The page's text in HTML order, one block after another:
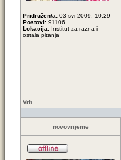
Pridružen/a: 03 svi 2009, 10:29
Postovi: 91106
Lokacija: Institut za razna i
ostala pitanja
Vrh
novovrijeme